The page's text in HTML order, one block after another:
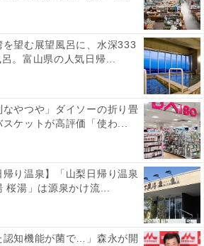
府城や久能山東照宮をつくるため
い職人が多く集まったのが発端。時
ラスチックへ素材を変え、現在は
を望む展望風呂に、水深333
。富山県の人気日帰...
なやつや」ダイソーの折り畳
ケットが高評価「使わ...
帰り温泉】「山梨日帰り温泉
桜湯」は源泉かけ流...
認知機能が菌で…」森永が開